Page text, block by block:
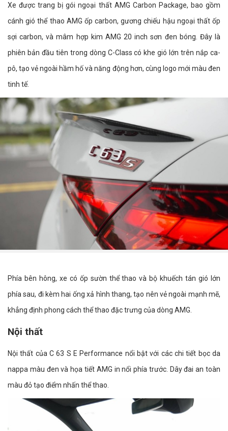
Xe được trang bị gói ngoại thất AMG Carbon Package, bao gồm
cánh gió thể thao AMG ốp carbon, gương chiếu hậu ngoại thất ốp
sợi carbon, và mâm hợp kim AMG 20 inch sơn đen bóng. Đây là
phiên bản đầu tiên trong dòng C-Class có khe gió lớn trên nắp ca-
pô, tạo vẻ ngoài hầm hố và năng động hơn, cùng logo mới màu đen
tinh tế.
Phía bên hông, xe có ốp sườn thể thao và bộ khuếch tán gió lớn
phía sau, đi kèm hai ống xả hình thang, tạo nên vẻ ngoài mạnh mẽ,
khẳng định phong cách thể thao đặc trưng của dòng AMG.
Nội thất
Nội thất của C 63 S E Performance nổi bật với các chi tiết bọc da
nappa màu đen và họa tiết AMG in nổi phía trước. Dây đai an toàn
màu đỏ tạo điểm nhấn thể thao.